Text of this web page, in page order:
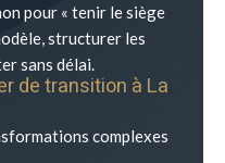
pour « tenir le siège
structurer les
sans délai.
de transition à La
complexes